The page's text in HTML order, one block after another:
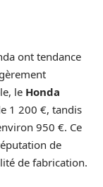
ont tendance
le Honda
1 200 €, tandis
950 €. Ce
de
de fabrication.